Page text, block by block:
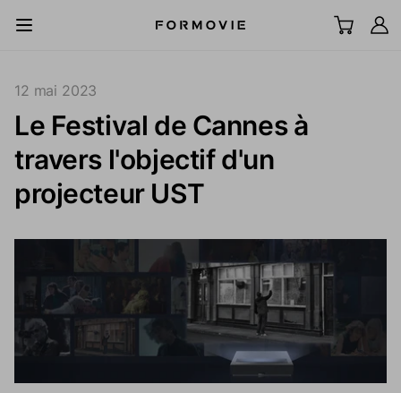
TV laser UST
Accessoires
Explorer
Support
12 mai 2023
Le Festival de Cannes à
travers l'objectif d'un
projecteur UST